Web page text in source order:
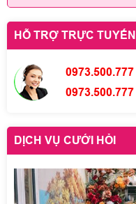
HỖ TRỢ TRỰC TUYẾN
0973.500.777
0973.500.777
DỊCH VỤ CƯỚI HỎI